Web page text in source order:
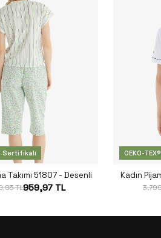
Sertifikalı
Takımı 51807 - Desenli
TL959,97 TL
OEKO-
Kadın